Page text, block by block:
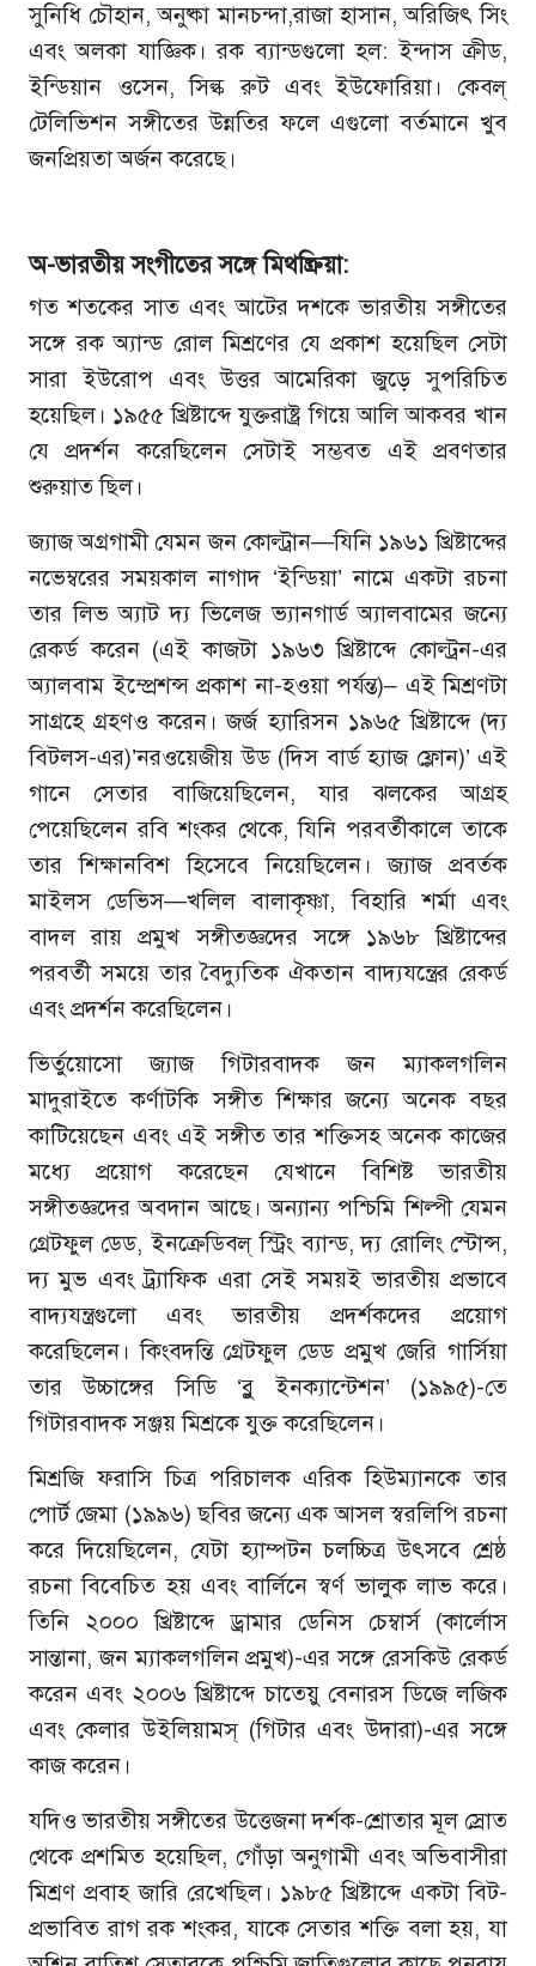
সুনিধি চৌহান, অনুষ্কা মানচন্দা,রাজা হাসান, অরিজিৎ সিং
এবং অলকা যাজ্ঞিক। রক ব্যান্ডগুলো হল: ইন্দাস ক্রীড,
ইন্ডিয়ান ওসেন, সিল্ক রুট এবং ইউফোরিয়া। কেবল্
টেলিভিশন সঙ্গীতের উন্নতির ফলে এগুলো বর্তমানে খুব
জনপ্রিয়তা অর্জন করেছে।
অ-ভারতীয় সংগীতের সঙ্গে মিথষ্ক্রিয়া:
গত শতকের সাত এবং আটের দশকে ভারতীয় সঙ্গীতের
সঙ্গে রক অ্যান্ড রোল মিশ্রণের যে প্রকাশ হয়েছিল সেটা
সারা ইউরোপ এবং উত্তর আমেরিকা জুড়ে সুপরিচিত
হয়েছিল। ১৯৫৫ খ্রিষ্টাব্দে যুক্তরাষ্ট্র গিয়ে আলি আকবর খান
যে প্রদর্শন করেছিলেন সেটাই সম্ভবত এই প্রবণতার
শুরুয়াত ছিল।
জ্যাজ অগ্রগামী যেমন জন কোল্ট্রান—যিনি ১৯৬১ খ্রিষ্টাব্দের
নভেম্বরের সময়কাল নাগাদ ‘ইন্ডিয়া’ নামে একটা রচনা
তার লিভ অ্যাট দ্য ভিলেজ ভ্যানগার্ড অ্যালবামের জন্যে
রেকর্ড করেন (এই কাজটা ১৯৬৩ খ্রিষ্টাব্দে কোল্ট্রন-এর
অ্যালবাম ইম্প্রেশন্স প্রকাশ না-হওয়া পর্যন্ত)– এই মিশ্রণটা
সাগ্রহে গ্রহণও করেন। জর্জ হ্যারিসন ১৯৬৫ খ্রিষ্টাব্দে (দ্য
বিটলস-এর)’নরওয়েজীয় উড (দিস বার্ড হ্যাজ ফ্লোন)’ এই
গানে সেতার বাজিয়েছিলেন, যার ঝলকের আগ্রহ
পেয়েছিলেন রবি শংকর থেকে, যিনি পরবর্তীকালে তাকে
তার শিক্ষানবিশ হিসেবে নিয়েছিলেন। জ্যাজ প্রবর্তক
মাইলস ডেভিস—খলিল বালাকৃষ্ণা, বিহারি শর্মা এবং
বাদল রায় প্রমুখ সঙ্গীতজ্ঞদের সঙ্গে ১৯৬৮ খ্রিষ্টাব্দের
পরবর্তী সময়ে তার বৈদ্যুতিক ঐকতান বাদ্যযন্ত্রের রেকর্ড
এবং প্রদর্শন করেছিলেন।
ভির্তুয়োসো জ্যাজ গিটারবাদক জন ম্যাকলগলিন
মাদুরাইতে কর্ণাটকি সঙ্গীত শিক্ষার জন্যে অনেক বছর
কাটিয়েছেন এবং এই সঙ্গীত তার শক্তিসহ অনেক কাজের
মধ্যে প্রয়োগ করেছেন যেখানে বিশিষ্ট ভারতীয়
সঙ্গীতজ্ঞদের অবদান আছে। অন্যান্য পশ্চিমি শিল্পী যেমন
গ্রেটফুল ডেড, ইনক্রেডিবল্ স্ট্রিং ব্যান্ড, দ্য রোলিং স্টোন্স,
দ্য মুভ এবং ট্র্যাফিক এরা সেই সময়ই ভারতীয় প্রভাবে
বাদ্যযন্ত্রগুলো এবং ভারতীয় প্রদর্শকদের প্রয়োগ
করেছিলেন। কিংবদন্তি গ্রেটফুল ডেড প্রমুখ জেরি গার্সিয়া
তার উচ্চাঙ্গের সিডি ‘ব্লু ইনক্যান্টেশন’ (১৯৯৫)-তে
গিটারবাদক সঞ্জয় মিশ্রকে যুক্ত করেছিলেন।
মিশ্রজি ফরাসি চিত্র পরিচালক এরিক হিউম্যানকে তার
পোর্ট জেমা (১৯৯৬) ছবির জন্যে এক আসল স্বরলিপি রচনা
করে দিয়েছিলেন, যেটা হ্যাম্পটন চলচ্চিত্র উৎসবে শ্রেষ্ঠ
রচনা বিবেচিত হয় এবং বার্লিনে স্বর্ণ ভালুক লাভ করে।
তিনি ২০০০ খ্রিষ্টাব্দে ড্রামার ডেনিস চেম্বার্স (কার্লোস
সান্তানা, জন ম্যাকলগলিন প্রমুখ)-এর সঙ্গে রেসকিউ রেকর্ড
করেন এবং ২০০৬ খ্রিষ্টাব্দে চাতেয়ু বেনারস ডিজে লজিক
এবং কেলার উইলিয়ামস্ (গিটার এবং উদারা)-এর সঙ্গে
কাজ করেন।
যদিও ভারতীয় সঙ্গীতের উত্তেজনা দর্শক-শ্রোতার মূল স্রোত
থেকে প্রশমিত হয়েছিল, গোঁড়া অনুগামী এবং অভিবাসীরা
মিশ্রণ প্রবাহ জারি রেখেছিল। ১৯৮৫ খ্রিষ্টাব্দে একটা বিট-
প্রভাবিত রাগ রক শংকর, যাকে সেতার শক্তি বলা হয়, যা